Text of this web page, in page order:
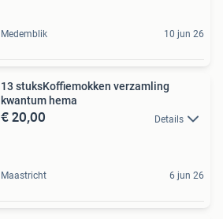
Medemblik 10 jun 26
13 stuksKoffiemokken verzamling
kwantum hema
€ 20,00 Details
Maastricht 6 jun 26